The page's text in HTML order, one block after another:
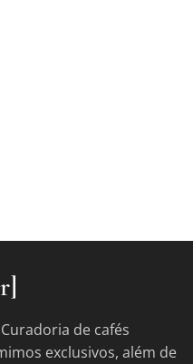
de cafés
exclusivos, além de